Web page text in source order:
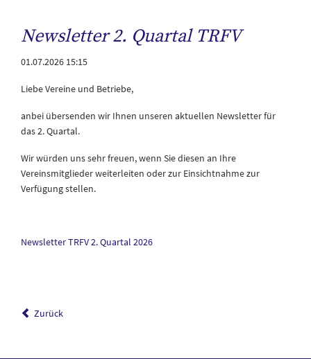
Newsletter 2. Quartal TRFV
01.07.2026 15:15
Liebe Vereine und Betriebe,
anbei übersenden wir Ihnen unseren aktuellen Newsletter für
das 2. Quartal.
Wir würden uns sehr freuen, wenn Sie diesen an Ihre
Vereinsmitglieder weiterleiten oder zur Einsichtnahme zur
Verfügung stellen.
Newsletter TRFV 2. Quartal 2026
Zurück